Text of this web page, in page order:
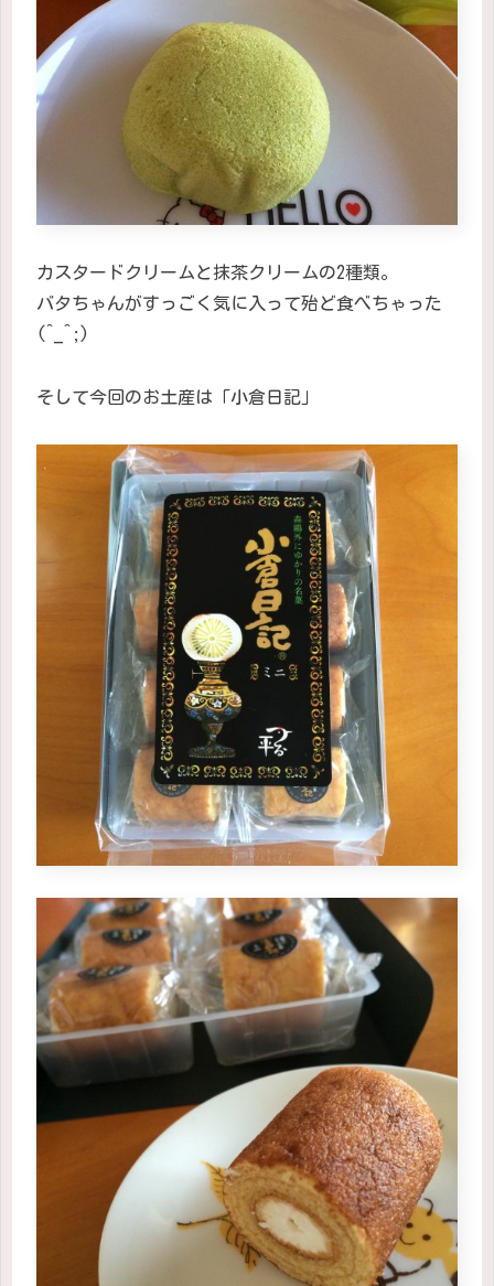
カスタードクリームと抹茶クリームの2種類。
バタちゃんがすっごく気に入って殆ど食べちゃった
(^_^;)
そして今回のお土産は「小倉日記」